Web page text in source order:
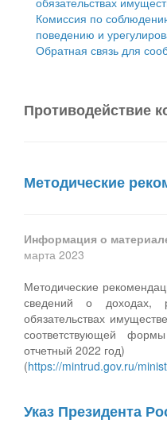
Сельские поселения
Комиссия по
поведению и
Обратная связь для
Противодействие
Методические
Информация о
марта 2023
Методические
сведений о доходах,
обязательствах
соответствующей
отчетный 2022 год)
(https://mintrud.gov.ru/
Указ Президента